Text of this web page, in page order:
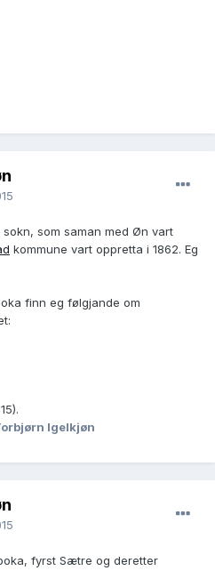
som saman med Øn vart
kommune vart oppretta i 1862. Eg
finn eg følgjande om
Igelkjøn
fyrst Sætre og deretter